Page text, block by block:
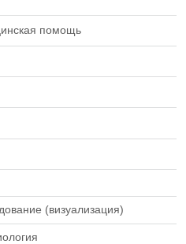
помощь
(визуализация)